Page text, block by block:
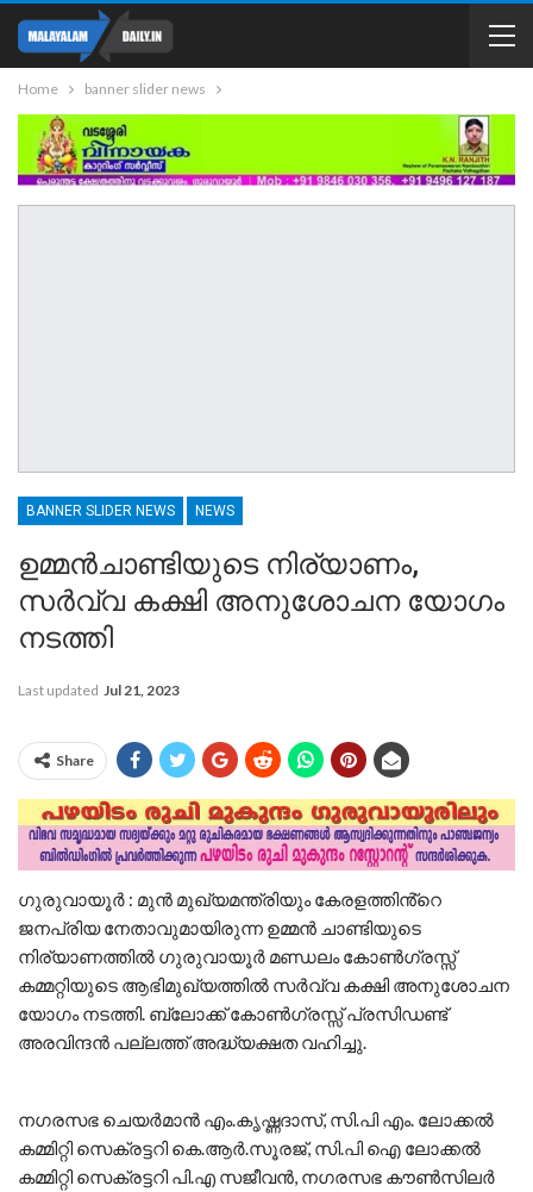
Home banner slider news
BANNER SLIDER NEWS NEWS
ഉമ്മൻചാണ്ടിയുടെ നിര്യാണം,
സർവ്വ കക്ഷി അനുശോചന യോഗം
നടത്തി
Last updated Jul 21, 2023
Share
ഗുരുവായൂർ : മുൻ മുഖ്യമന്ത്രിയും കേരളത്തിൻ്റെ
ജനപ്രിയ നേതാവുമായിരുന്ന ഉമ്മൻ ചാണ്ടിയുടെ
നിര്യാണത്തിൽ ഗുരുവായൂർ മണ്ഡലം കോൺഗ്രസ്സ്
കമ്മറ്റിയുടെ ആഭിമുഖ്യത്തിൽ സർവ്വ കക്ഷി അനുശോചന
യോഗം നടത്തി. ബ്ലോക്ക് കോൺഗ്രസ്സ് പ്രസിഡണ്ട്
അരവിന്ദൻ പല്ലത്ത് അദ്ധ്യക്ഷത വഹിച്ചു.
നഗരസഭ ചെയർമാൻ എം.കൃഷ്ണദാസ്, സി.പി എം. ലോക്കൽ
കമ്മിറ്റി സെക്രട്ടറി കെ.ആർ.സൂരജ്, സി.പി ഐ ലോക്കൽ
കമ്മിറ്റി സെക്രട്ടറി പി.എ സജീവൻ, നഗരസഭ കൗൺസിലർ